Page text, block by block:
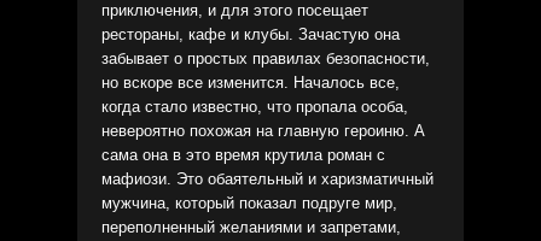
приключения, и для этого посещает
рестораны, кафе и клубы. Зачастую она
забывает о простых правилах безопасности,
но вскоре все изменится. Началось все,
когда стало известно, что пропала особа,
невероятно похожая на главную героиню. А
сама она в это время крутила роман с
мафиози. Это обаятельный и харизматичный
мужчина, который показал подруге мир,
переполненный желаниями и запретами,